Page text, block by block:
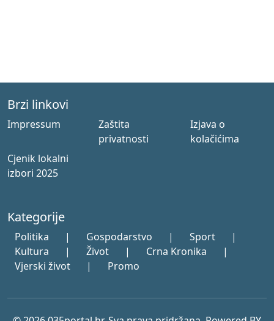
Brzi linkovi
Impressum
Zaštita
privatnosti
Izjava o
kolačićima
Cjenik lokalni
izbori 2025
Kategorije
Politika | Gospodarstvo | Sport
|
Kultura
| Život | Crna Kronika
|
Vjerski život
| Promo